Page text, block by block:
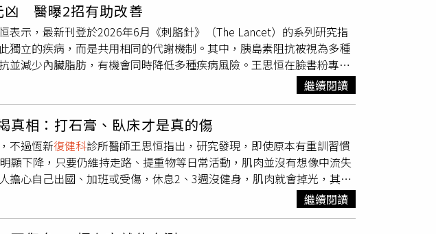
副韌帶反覆受力有關。此外，蝶式及自由式泳者較容易出現下背痛，
部痠痛。游泳前先做好暖身 肩部肌力訓練有助降低受傷風險劉怡均主
帶肩關節外旋運動，以強化旋轉肌袖肌群。此外，游泳前應充分熱身，
度，避免肩關節過度內旋或前伸。最重要的是，訓練量則應循序漸進增
撞擊受傷 頭頸、臉部及踝關節都是高風險部位衝浪近年來日益盛行，
對較高。劉怡均主治醫師說，頭頸部及臉部是最常見的急性受傷部位，
己的衝浪板擊中是最主要的受傷原因。兒童與青少年衝浪者的腦震盪風
扭傷及韌帶損傷最常見；肩部則可能因長時間划水而出現肌肉拉傷或
。競技衝浪者、每週衝浪超過6.5小時者、從事高難度技巧者，以及兒
安全準備 留意浪況、加強核心肌群訓練預防衝浪傷害，劉怡均主治醫
。平時加強肩部與核心肌群訓練，以提升身體穩定性與划水耐力。而學
要的是，下水前應充分了解浪況、潮汐及海底地形，降低意外發生機
輕忽除了運動創傷外，高溫環境下更需要注意熱傷害。劉怡均主治醫
凶 醫曝2招有助改善
表示，最新刊登於2026年6月《刺胳針》（The Lancet）的系列研究指
獨立的疾病，而是共用相同的代謝機制。其中，胰島素阻抗被視為多種
並減少內臟脂肪，有機會同時降低多種疾病風險。王思恒在臉書粉專
病分類，由不同專科分別治療糖尿病、心臟病、腎臟病或脂肪肝，但近
「心血管代謝多重共病」，顯示它們背後可能具有共同的致病機轉。王
降，導致血糖、血脂及血壓調節能力受到影響。若再加上肝臟等內臟脂
常等因素，便可能增加糖尿病、心臟病、腎臟病及脂肪肝等疾病同時
展，而是會相互影響、彼此加劇，形成惡性循環。一旦其中一個器官功
這種連鎖反應的重要原因，正是胰島素阻抗及內臟脂肪過多。王思恒進
肪分布位置。相較於皮下脂肪，堆積在肝臟及其他內臟器官的異位脂
體重正常，也可能因內臟脂肪過多而面臨相關健康風險。他指出，若糖
根源，也代表透過改善上游因素，就有機會同時改善多項疾病。根據研
包括規律運動，以及減少肝臟與內臟脂肪。王思恒表示，相關研究也
繼續閱讀
相：打石膏、臥床才是真的傷
不過恆新復健科診所醫師王思恒指出，研究發現，即使原本有重訓習慣
顯下降，只要仍維持走路、提重物等日常活動，肌肉並沒有想像中流失
擔心自己出國、加班或受傷，休息2、3週沒健身，肌肉就會掉光，其實
石膏、臥床這種「完全不能動」的狀況，只要還在走路、提菜、從椅子
思恒提到，科學家做過相關研究，要求原本有在重訓的人「完全停練」
繼續閱讀